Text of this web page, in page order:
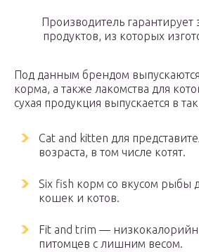
Производитель гарантирует
продуктов, из которых
Под данным брендом
корма, а также лакомства для
сухая продукция выпускается в
Cat and kitten для
возраста, в том числе котят.
Six fish корм со вкусом рыбы
кошек и котов.
Fit and trim —
питомцев с лишним весом.